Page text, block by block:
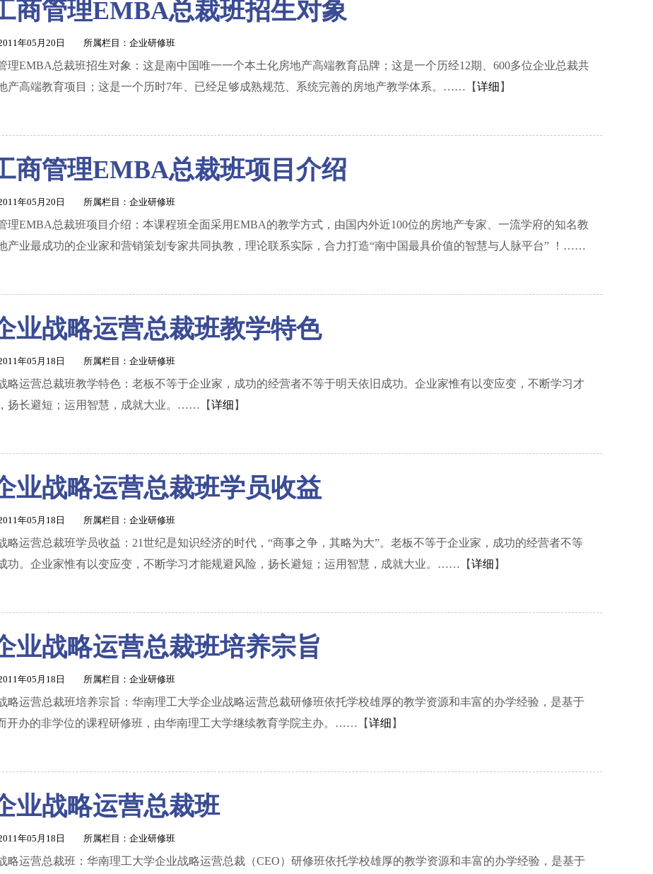
商管理EMBA总裁班招生对象
年05月20日 所属栏目： 企业研修班
理EMBA总裁班招生对象：这是南中国唯一一个本土化房地产高端教育品牌；这是一个历经12期、600多位企业总裁共
产高端教育项目；这是一个历时7年、已经足够成熟规范、系统完善的房地产教学体系。……【详细 】
商管理EMBA总裁班项目介绍
年05月20日 所属栏目： 企业研修班
理EMBA总裁班项目介绍：本课程班全面采用EMBA的教学方式，由国内外近100位的房地产专家、一流学府的知名教
产业最成功的企业家和营销策划专家共同执教，理论联系实际，合力打造“南中国最具价值的智慧与人脉平台” ！……
业战略运营总裁班教学特色
年05月18日 所属栏目： 企业研修班
略运营总裁班教学特色：老板不等于企业家，成功的经营者不等于明天依旧成功。企业家惟有以变应变，不断学习才
扬长避短；运用智慧，成就大业。……【详细 】
业战略运营总裁班学员收益
年05月18日 所属栏目： 企业研修班
略运营总裁班学员收益：21世纪是知识经济的时代，“商事之争，其略为大”。老板不等于企业家，成功的经营者不等
功。企业家惟有以变应变，不断学习才能规避风险，扬长避短；运用智慧，成就大业。……【详细 】
业战略运营总裁班培养宗旨
年05月18日 所属栏目： 企业研修班
略运营总裁班培养宗旨：华南理工大学企业战略运营总裁研修班依托学校雄厚的教学资源和丰富的办学经验，是基于
开办的非学位的课程研修班，由华南理工大学继续教育学院主办。……【详细 】
业战略运营总裁班
年05月18日 所属栏目： 企业研修班
略运营总裁班：华南理工大学企业战略运营总裁（CEO）研修班依托学校雄厚的教学资源和丰富的办学经验，是基于